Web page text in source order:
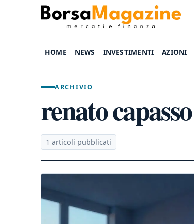
HOME NEWS INVESTIMENTI AZIONI
ARCHIVIO
renato capasso
1 articoli pubblicati